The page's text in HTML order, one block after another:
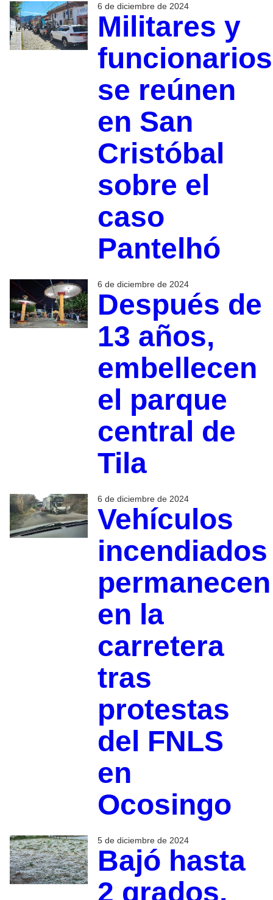
6 de diciembre de 2024
Militares y
funcionarios
se reúnen
en San
Cristóbal
sobre el
caso
Pantelhó
6 de diciembre de 2024
Después de
13 años,
embellecen
el parque
central de
Tila
6 de diciembre de 2024
Vehículos
incendiados
permanecen
en la
carretera
tras
protestas
del FNLS
en
Ocosingo
5 de diciembre de 2024
Bajó hasta
2 grados,